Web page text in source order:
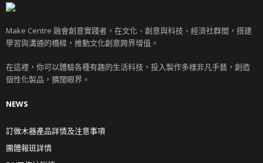
Make Centre 融會創意實踐者，在文化、創意與科技、經濟社群間，搭建
學習與溝通的橋樑，推動文化創意跨界增值。
在這裡，你可以體驗各種有趣的生活科技，投入製作多樣非凡手藝，創造
個性化製品，擴闊眼界。
NEWS
訂做木器產品詳情及注意事項
團體報班詳情